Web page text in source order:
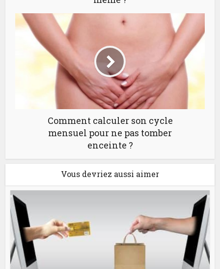
Comment calculer son cycle
mensuel pour ne pas tomber
enceinte ?
Vous devriez aussi aimer